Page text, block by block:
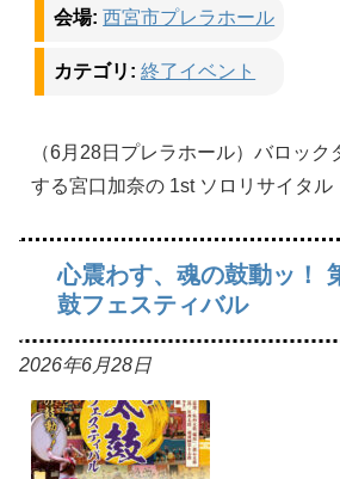
会場: 西宮市プレラホール
カテゴリ: 終了イベント
（6月28日プレラホール）バロッ
する宮口加奈の 1st ソロリサイタル
心震わす、魂の鼓動ッ！
鼓フェスティバル
2026年6月28日